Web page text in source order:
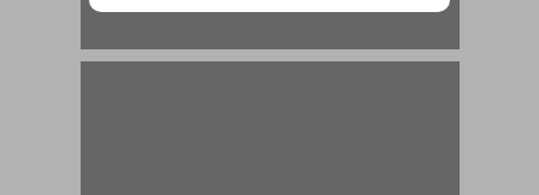
החידוש שבמהדורה זו ... 19